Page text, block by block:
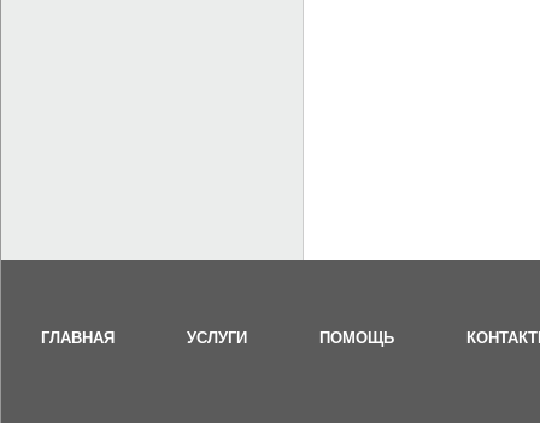
ГЛАВНАЯ УСЛУГИ ПОМОЩЬ